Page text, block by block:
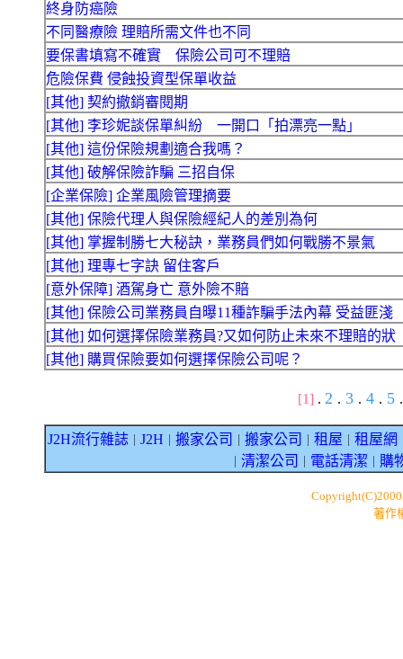
終身防癌險
不同醫療險 理賠所需文件也不同
要保書填寫不確實 保險公司可不理賠
危險保費 侵蝕投資型保單收益
[其他] 契約撤銷審閱期
[其他] 李珍妮談保單糾紛 一開口「拍漂亮一點」
[其他] 這份保險規劃適合我嗎？
[其他] 破解保險詐騙 三招自保
[企業保險] 企業風險管理摘要
[其他] 保險代理人與保險經紀人的差別為何
[其他] 掌握制勝七大秘訣，業務員們如何戰勝不景氣
[其他] 理專七字訣 留住客戶
[意外保障] 酒駕身亡 意外險不賠
[其他] 保險公司業務員自曝11種詐騙手法內幕 受益匪淺
[其他] 如何選擇保險業務員?又如何防止未來不理賠的狀
[其他] 購買保險要如何選擇保險公司呢？
[1] . 2 . 3 . 4 . 5 .
J2H流行雜誌 J2H 搬家公司 搬家公司 租屋 租屋網
清潔公司 電話清潔 購
著作